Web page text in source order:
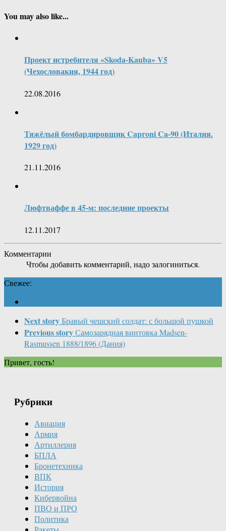
You may also like...
Проект истребителя «Skoda-Kauba» V5
(Чехословакия, 1944 год)
22.08.2016
Тяжёлый бомбардировщик Caproni Ca-90 (Италия.
1929 год)
21.11.2016
Люфтваффе в 45-м: последние проекты
12.11.2017
Комментарии
Чтобы добавить комментарий, надо залогиниться.
Свежее:
Next storyБравый чешский солдат: с большой пушкой
Previous storyСамозарядная винтовка Madsen-
Rasmussen 1888/1896 (Дания)
Привет, гость!
Рубрики
Авиация
Армия
Артиллерия
БПЛА
Бронетехника
ВПК
История
Кибервойна
ПВО и ПРО
Политика